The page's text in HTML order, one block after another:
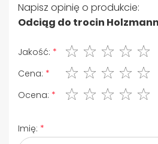
Napisz opinię o produkcie:
Odciąg do trocin Holzmann
Jakość:
1 gwiazdka
2 gwiazdki
3 gwiazdki
4
Cena:
1 gwiazdka
2 gwiazdki
3 gwiazdki
4
Ocena:
1 gwiazdka
2 gwiazdki
3 gwiazdki
4
Imię: